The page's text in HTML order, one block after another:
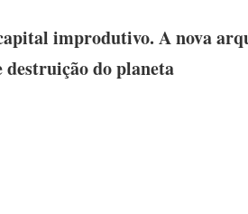
improdutivo. A nova
destruição do planeta